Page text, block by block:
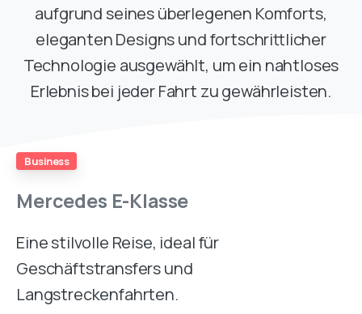
aufgrund seines überlegenen Komforts,
eleganten Designs und fortschrittlicher
Technologie ausgewählt, um ein nahtloses
Erlebnis bei jeder Fahrt zu gewährleisten.
Business
Mercedes E-Klasse
Eine stilvolle Reise, ideal für
Geschäftstransfers und
Langstreckenfahrten.